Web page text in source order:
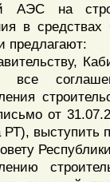
АЭС на
в
предлагают:
все
от
выступить